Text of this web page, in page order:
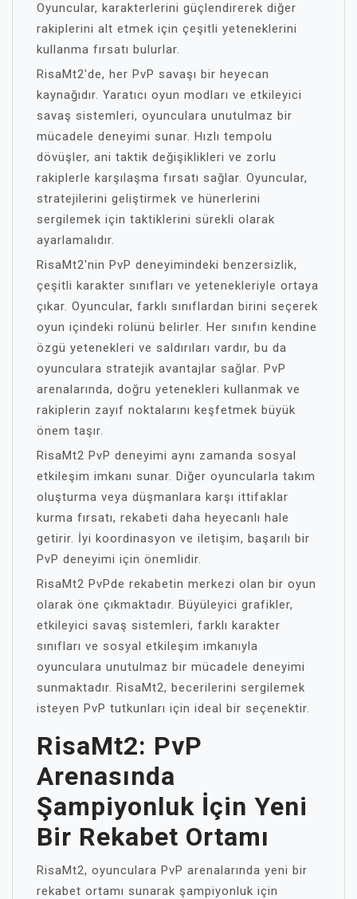
Oyuncular, karakterlerini güçlendirerek diğer
rakiplerini alt etmek için çeşitli yeteneklerini
kullanma fırsatı bulurlar.
RisaMt2'de, her PvP savaşı bir heyecan
kaynağıdır. Yaratıcı oyun modları ve etkileyici
savaş sistemleri, oyunculara unutulmaz bir
mücadele deneyimi sunar. Hızlı tempolu
dövüşler, ani taktik değişiklikleri ve zorlu
rakiplerle karşılaşma fırsatı sağlar. Oyuncular,
stratejilerini geliştirmek ve hünerlerini
sergilemek için taktiklerini sürekli olarak
ayarlamalıdır.
RisaMt2'nin PvP deneyimindeki benzersizlik,
çeşitli karakter sınıfları ve yetenekleriyle ortaya
çıkar. Oyuncular, farklı sınıflardan birini seçerek
oyun içindeki rolünü belirler. Her sınıfın kendine
özgü yetenekleri ve saldırıları vardır, bu da
oyunculara stratejik avantajlar sağlar. PvP
arenalarında, doğru yetenekleri kullanmak ve
rakiplerin zayıf noktalarını keşfetmek büyük
önem taşır.
RisaMt2 PvP deneyimi aynı zamanda sosyal
etkileşim imkanı sunar. Diğer oyuncularla takım
oluşturma veya düşmanlara karşı ittifaklar
kurma fırsatı, rekabeti daha heyecanlı hale
getirir. İyi koordinasyon ve iletişim, başarılı bir
PvP deneyimi için önemlidir.
RisaMt2 PvPde rekabetin merkezi olan bir oyun
olarak öne çıkmaktadır. Büyüleyici grafikler,
etkileyici savaş sistemleri, farklı karakter
sınıfları ve sosyal etkileşim imkanıyla
oyunculara unutulmaz bir mücadele deneyimi
sunmaktadır. RisaMt2, becerilerini sergilemek
isteyen PvP tutkunları için ideal bir seçenektir.
RisaMt2: PvP
Arenasında
Şampiyonluk İçin Yeni
Bir Rekabet Ortamı
RisaMt2, oyunculara PvP arenalarında yeni bir
rekabet ortamı sunarak şampiyonluk için